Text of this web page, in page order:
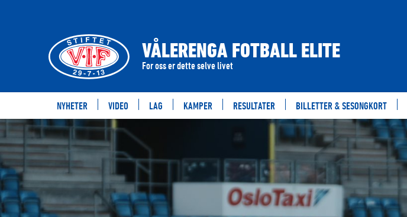
VÅLERENGA FOTBALL ELITE
For oss er dette selve livet
NYHETER VIDEO LAG KAMPER RESULTATER BILLETTER & SESONGKORT